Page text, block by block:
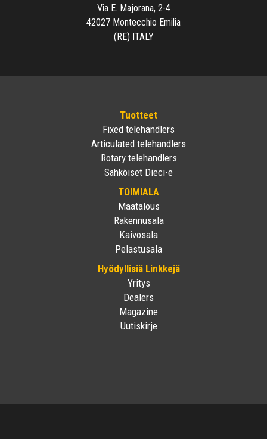
Via E. Majorana, 2-4
42027 Montecchio Emilia
(RE) ITALY
Tuotteet
Fixed telehandlers
Articulated telehandlers
Rotary telehandlers
Sähköiset Dieci-e
TOIMIALA
Maatalous
Rakennusala
Kaivosala
Pelastusala
Hyödyllisiä Linkkejä
Yritys
Dealers
Magazine
Uutiskirje